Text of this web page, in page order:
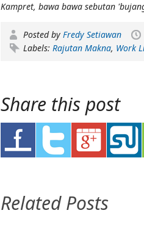
Kampret, bawa bawa sebutan
Posted by Fredy Setiawan
Labels: Rajutan Makna, Work
Share this post
Related Posts